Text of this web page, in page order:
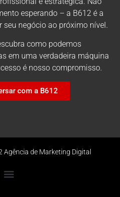
esperando – a B612 é a
negócio ao próximo nível.
como podemos
em uma verdadeira máquina
é nosso compromisso.
com a B612
de Marketing Digital